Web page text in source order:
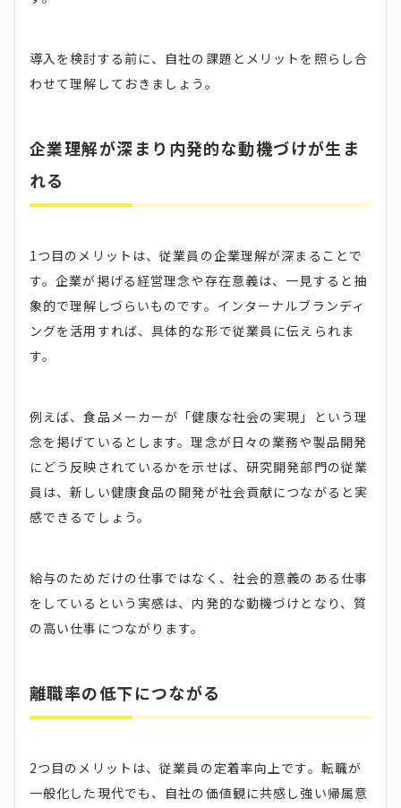
導入を検討する前に、自社の課題とメリットを照らし合
わせて理解しておきましょう。
企業理解が深まり内発的な動機づけが生ま
れる
1つ目のメリットは、従業員の企業理解が深まることで
す。企業が掲げる経営理念や存在意義は、一見すると抽
象的で理解しづらいものです。インターナルブランディ
ングを活用すれば、具体的な形で従業員に伝えられま
す。
例えば、食品メーカーが「健康な社会の実現」という理
念を掲げているとします。理念が日々の業務や製品開発
にどう反映されているかを示せば、研究開発部門の従業
員は、新しい健康食品の開発が社会貢献につながると実
感できるでしょう。
給与のためだけの仕事ではなく、社会的意義のある仕事
をしているという実感は、内発的な動機づけとなり、質
の高い仕事につながります。
離職率の低下につながる
2つ目のメリットは、従業員の定着率向上です。転職が
一般化した現代でも、自社の価値観に共感し強い帰属意